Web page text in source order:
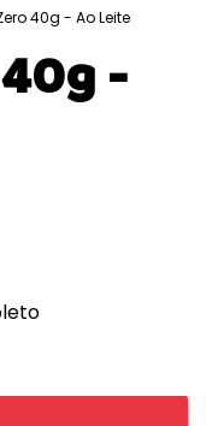
40g - Ao Leite
-